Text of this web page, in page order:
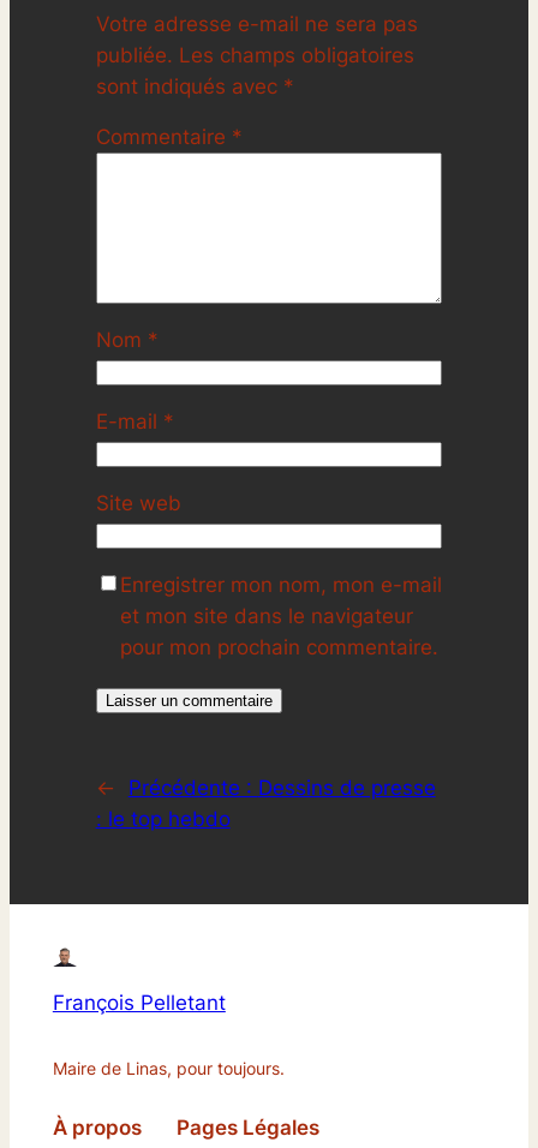
Votre adresse e-mail ne sera pas
publiée. Les champs obligatoires
sont indiqués avec *
Commentaire *
Nom *
E-mail *
Site web
Enregistrer mon nom, mon e-mail
et mon site dans le navigateur
pour mon prochain commentaire.
← Précédente : Dessins de presse
: le top hebdo
François Pelletant
Maire de Linas, pour toujours.
À propos Pages Légales